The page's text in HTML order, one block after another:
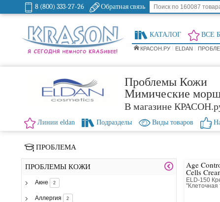
8 (800) 333-27-26 Обратная связь
КАТАЛОГ ВСЕ
КРАСОН.РУ ELDAN
Проблемы Кожи
Мимические
В магазине
Линии eldan Подразделы Виды товаров
ПРОБЛЕМА
ПРОБЛЕМЫ КОЖИ
Акне 2
Аллергия 2
Age
Cells
ELD-150
"Клеточная